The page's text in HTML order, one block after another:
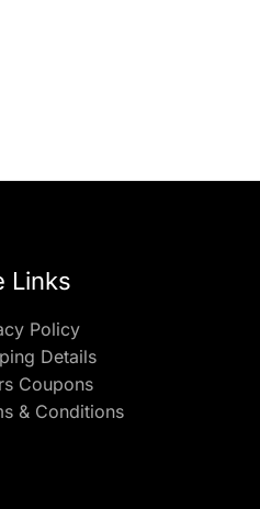
Links
Policy
Details
Coupons
& Conditions